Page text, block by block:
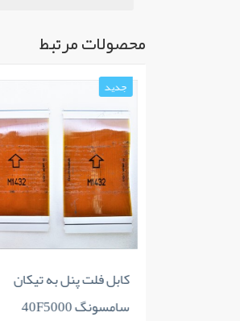
محصولات مرتبط
جدید
کابل فلت پنل به تیکان
سامسونگ 40F5000